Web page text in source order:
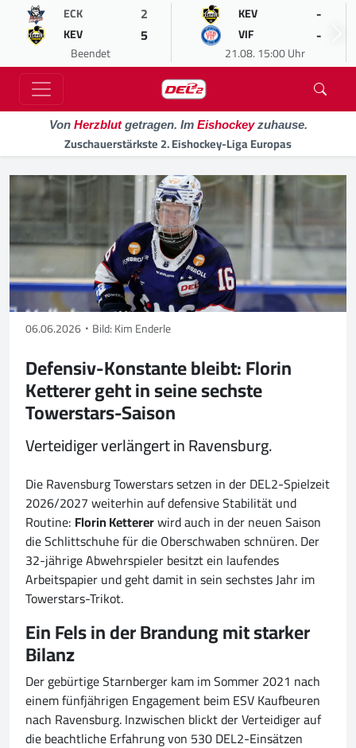
ECK 2
KEV 5
Beendet
KEV -
VIF -
21.08. 15:00 Uhr
Von Herzblutgetragen. Im Eishockeyzuhause.
Zuschauerstärkste 2. Eishockey-Liga Europas
06.06.2026 Bild: Kim Enderle
Defensiv-Konstante bleibt: Florin
Ketterer geht in seine sechste
Towerstars-Saison
Verteidiger verlängert in Ravensburg.
Die Ravensburg Towerstars setzen in der DEL2-Spielzeit
2026/2027 weiterhin auf defensive Stabilität und
Routine: Florin Kettererwird auch in der neuen Saison
die Schlittschuhe für die Oberschwaben schnüren. Der
32-jährige Abwehrspieler besitzt ein laufendes
Arbeitspapier und geht damit in sein sechstes Jahr im
Towerstars-Trikot.
Ein Fels in der Brandung mit starker
Bilanz
Der gebürtige Starnberger kam im Sommer 2021 nach
einem fünfjährigen Engagement beim ESV Kaufbeuren
nach Ravensburg. Inzwischen blickt der Verteidiger auf
die beachtliche Erfahrung von 530 DEL2-Einsätzen